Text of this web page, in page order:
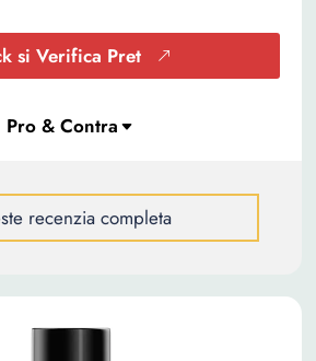
si Verifica Pret
recenzia completa